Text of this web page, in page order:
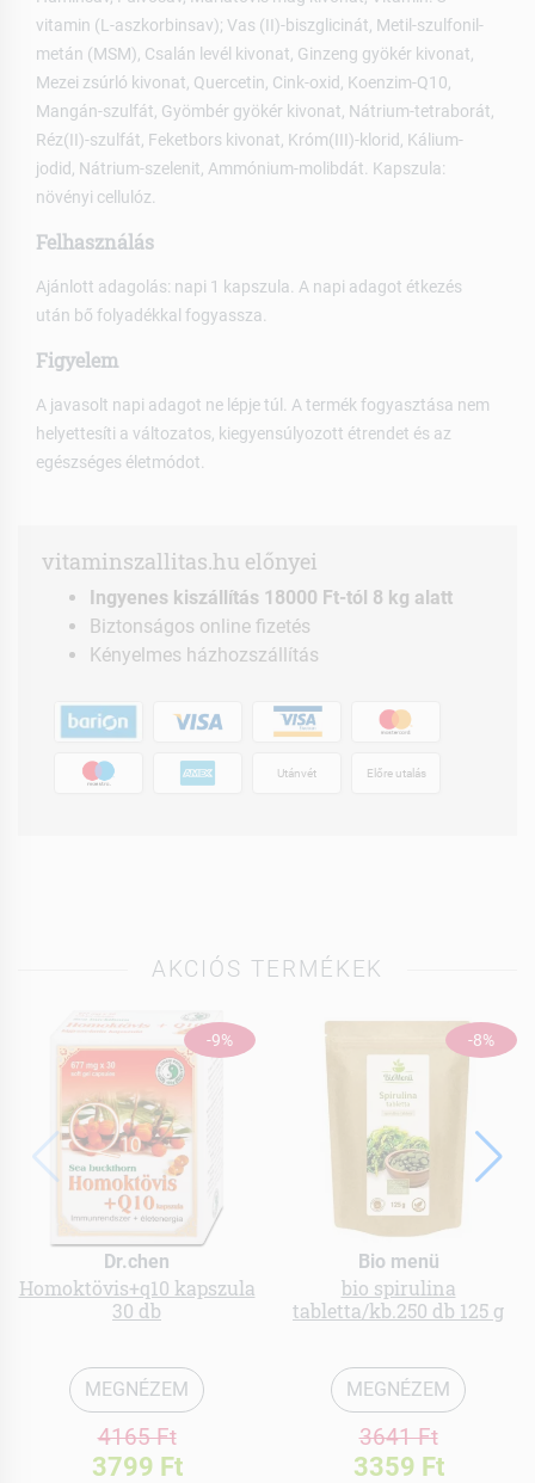
vitamin (L-aszkorbinsav); Vas (II)-biszglicinát, Metil-szulfonil-
metán (MSM), Csalán levél kivonat, Ginzeng gyökér kivonat,
Mezei zsúrló kivonat, Quercetin, Cink-oxid, Koenzim-Q10,
Mangán-szulfát, Gyömbér gyökér kivonat, Nátrium-tetraborát,
Réz(II)-szulfát, Feketbors kivonat, Króm(III)-klorid, Kálium-
jodid, Nátrium-szelenit, Ammónium-molibdát. Kapszula:
növényi cellulóz.
Felhasználás
Ajánlott adagolás: napi 1 kapszula. A napi adagot étkezés
után bő folyadékkal fogyassza.
Figyelem
A javasolt napi adagot ne lépje túl. A termék fogyasztása nem
helyettesíti a változatos, kiegyensúlyozott étrendet és az
egészséges életmódot.
vitaminszallitas.hu előnyei
Ingyenes kiszállítás 18000 Ft-tól 8 kg alatt
Biztonságos online fizetés
Kényelmes házhozszállítás
Utánvét Előre utalás
AKCIÓS TERMÉKEK
-9%
Dr.chen
Homoktövis+q10 kapszula
30 db
MEGNÉZEM
4165 Ft
3799 Ft
-8%
Bio menü
bio spirulina
tabletta/kb.250 db 125 g
MEGNÉZEM
3641 Ft
3359 Ft